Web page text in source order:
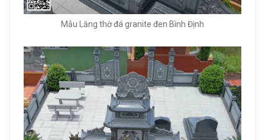
Mẫu Lăng thờ đá granite đen Bình Định